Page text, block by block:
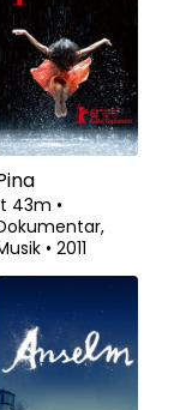
43m •
• 2011